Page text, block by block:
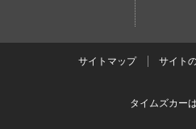
サイトマップ サイト
タイムズカー